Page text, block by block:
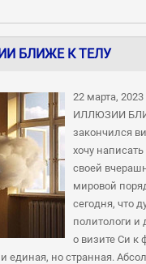
БЛИЖЕ К ТЕЛУ
22 марта,
ИЛЛЮЗИИ
закончился
хочу
своей
мировой
сегодня, что
политологи
о визите Си к
единая, но странная.